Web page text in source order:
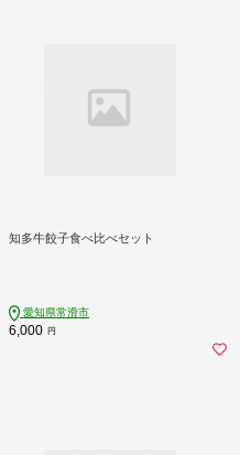
知多牛餃子食べ比べセット
愛知県常滑市
6,000 円